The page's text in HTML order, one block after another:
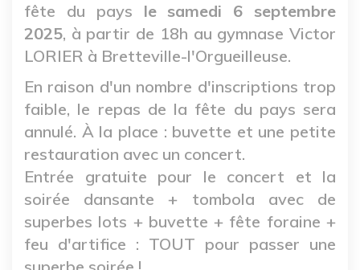
fête du pays le samedi 6 septembre
2025, à partir de 18h au gymnase Victor
LORIER à Bretteville-l'Orgueilleuse.
En raison d'un nombre d'inscriptions trop
faible, le repas de la fête du pays sera
annulé. À la place : buvette et une petite
restauration avec un concert.
Entrée gratuite pour le concert et la
soirée dansante + tombola avec de
superbes lots + buvette + fête foraine +
feu d'artifice : TOUT pour passer une